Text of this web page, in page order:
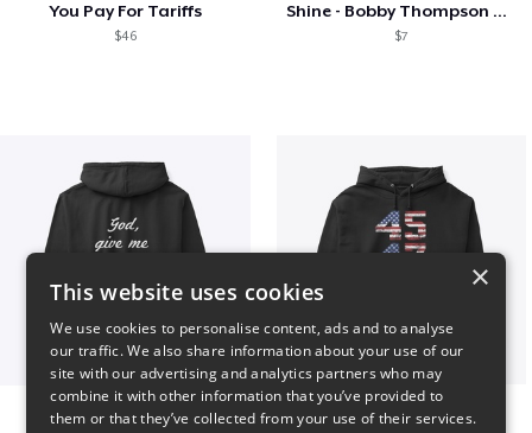
You Pay For Tariffs
$46
Shine - Bobby Thompson Band Merch
$7
B Vintage 45-47 Design
×
This website uses cookies
We use cookies to personalise content, ads and to analyse
our traffic. We also share information about your use of our
site with our advertising and analytics partners who may
combine it with other information that you’ve provided to
them or that they’ve collected from your use of their services.